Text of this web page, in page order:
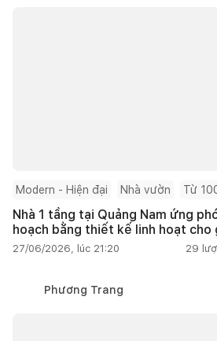
Modern - Hiện đại Nhà vườn Từ
Nhà 1 tầng tại Quảng Nam ứng
hoạch bằng thiết kế linh hoạt cho
27/06/2026, lúc 21:20 29
Phương Trang